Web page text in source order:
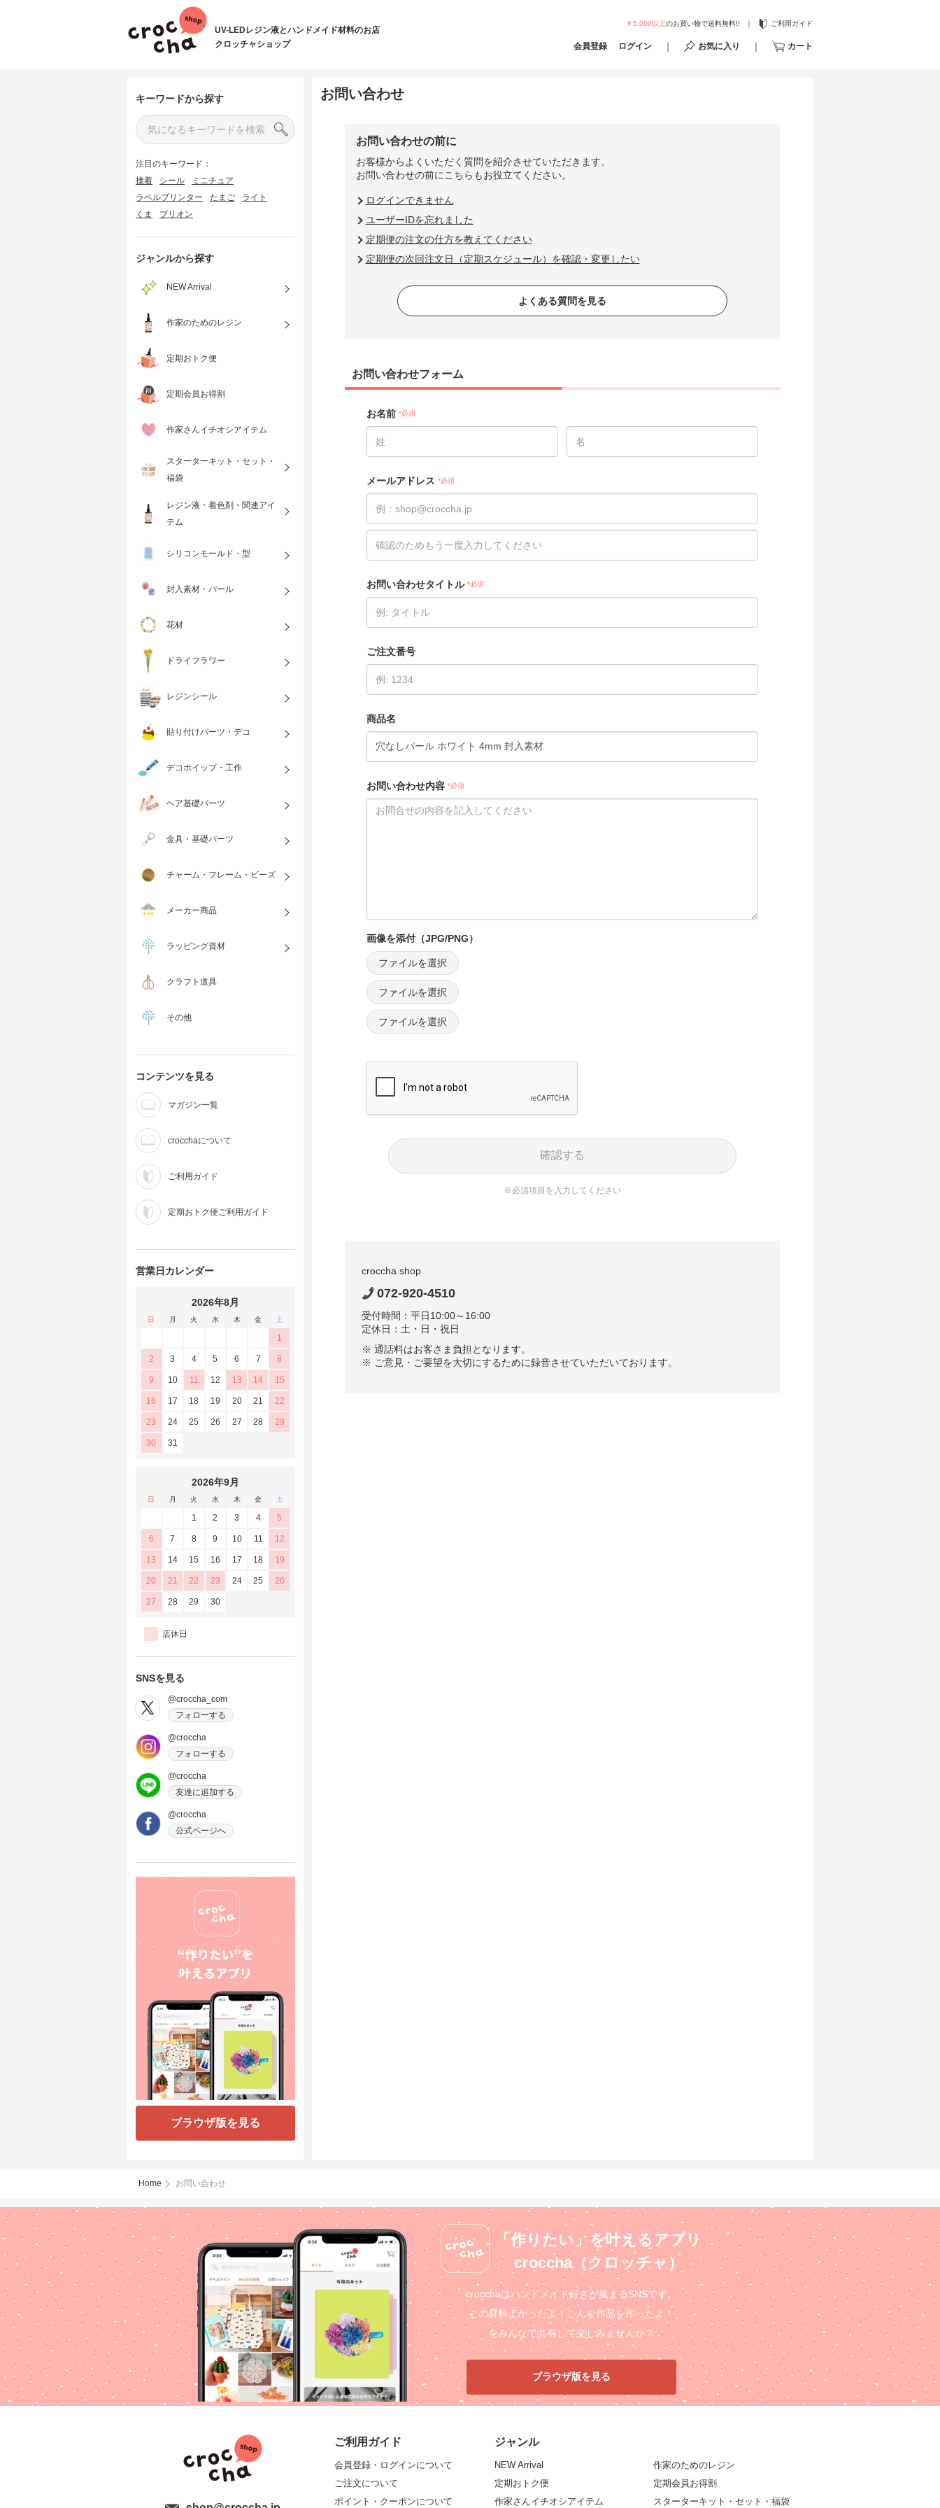
UV-LEDレジン液とハンドメイド材料のお店
クロッチャショップ
￥5,000以上のお買い物で送料無料!! ご利用ガイド
会員登録 ログイン お気に入り カート
キーワードから探す
注目のキーワード：
接着
シール
ミニチュア
ラベルプリンター
たまご
ライト
くま
ブリオン
ジャンルから探す
NEW Arrival
作家のためのレジン
定期おトク便
定期会員お得割
作家さんイチオシアイテム
スターターキット・セット・
福袋
レジン液・着色剤・関連アイ
テム
シリコンモールド・型
封入素材・パール
花材
ドライフラワー
レジンシール
貼り付けパーツ・デコ
デコホイップ・工作
ヘア基礎パーツ
金具・基礎パーツ
チャーム・フレーム・ビーズ
メーカー商品
ラッピング資材
クラフト道具
その他
コンテンツを見る
マガジン一覧
crocchaについて
ご利用ガイド
定期おトク便ご利用ガイド
営業日カレンダー
2026年8月
日 月 火 水 木 金 土
1
2 3 4 5 6 7 8
9 10 11 12 13 14 15
16 17 18 19 20 21 22
23 24 25 26 27 28 29
30 31
2026年9月
日 月 火 水 木 金 土
1 2 3 4 5
6 7 8 9 10 11 12
13 14 15 16 17 18 19
20 21 22 23 24 25 26
27 28 29 30
店休日
SNSを見る
@croccha_com
フォローする
@croccha
フォローする
@croccha
友達に追加する
@croccha
公式ページへ
ブラウザ版を見る
お問い合わせ
お問い合わせの前に
お客様からよくいただく質問を紹介させていただきます。
お問い合わせの前にこちらもお役立てください。
ログインできません
ユーザーIDを忘れました
定期便の注文の仕方を教えてください
定期便の次回注文日（定期スケジュール）を確認・変更したい
よくある質問を見る
お問い合わせフォーム
お名前 *必須
メールアドレス *必須
お問い合わせタイトル *必須
ご注文番号
商品名
お問い合わせ内容 *必須
画像を添付（JPG/PNG）
ファイルを選択
ファイルを選択
ファイルを選択
確認する
※必須項目を入力してください
croccha shop
072-920-4510
受付時間：平日10:00～16:00
定休日：土・日・祝日
※ 通話料はお客さま負担となります。
※ ご意見・ご要望を大切にするために録音させていただいております。
Home お問い合わせ
「作りたい」を叶えるアプリ
croccha（クロッチャ）
crocchaはハンドメイド好きが集まるSNSです。
この材料よかったよ！こんな作品を作ったよ！
をみんなで共有して楽しみませんか？
ブラウザ版を見る
ご利用ガイド
会員登録・ログインについて
ご注文について
ポイント・クーポンについて
ジャンル
NEW Arrival
作家のためのレジン
定期おトク便
定期会員お得割
作家さんイチオシアイテム
スターターキット・セット・福袋